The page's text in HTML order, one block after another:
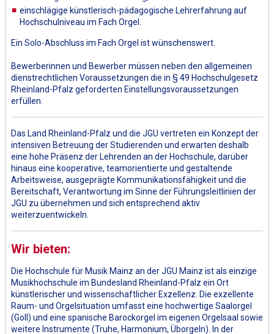
einschlägige künstlerisch-pädagogische Lehrerfahrung auf
Hochschulniveau im Fach Orgel.
Ein Solo-Abschluss im Fach Orgel ist wünschenswert.
Bewerberinnen und Bewerber müssen neben den allgemeinen
dienstrechtlichen Voraussetzungen die in § 49 Hochschulgesetz
Rheinland-Pfalz geforderten Einstellungsvoraussetzungen
erfüllen.
Das Land Rheinland-Pfalz und die JGU vertreten ein Konzept der
intensiven Betreuung der Studierenden und erwarten deshalb
eine hohe Präsenz der Lehrenden an der Hochschule, darüber
hinaus eine kooperative, teamorientierte und gestaltende
Arbeitsweise, ausgeprägte Kommunikationsfähigkeit und die
Bereitschaft, Verantwortung im Sinne der Führungsleitlinien der
JGU zu übernehmen und sich entsprechend aktiv
weiterzuentwickeln.
Wir bieten:
Die Hochschule für Musik Mainz an der JGU Mainz ist als einzige
Musikhochschule im Bundesland Rheinland-Pfalz ein Ort
künstlerischer und wissenschaftlicher Exzellenz. Die exzellente
Raum- und Orgelsituation umfasst eine hochwertige Saalorgel
(Goll) und eine spanische Barockorgel im eigenen Orgelsaal sowie
weitere Instrumente (Truhe, Harmonium, Üborgeln). In der